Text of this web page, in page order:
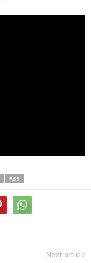
RSS
Next article